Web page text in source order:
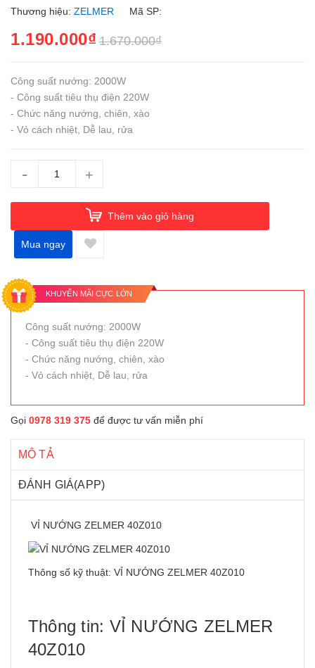
Thương hiệu: ZELMER Mã SP:
1.190.000₫ 1.670.000₫
Công suất nướng: 2000W
- Công suất tiêu thụ điện 220W
- Chức năng nướng, chiên, xào
- Vỏ cách nhiệt, Dễ lau, rửa
- +
Thêm vào giỏ hàng
Mua ngay
KHUYẾN MÃI CỰC LỚN
Công suất nướng: 2000W
- Công suất tiêu thụ điện 220W
- Chức năng nướng, chiên, xào
- Vỏ cách nhiệt, Dễ lau, rửa
Gọi 0978 319 375 để được tư vấn miễn phí
MÔ TẢ
ĐÁNH GIÁ(APP)
VỈ NƯỚNG ZELMER 40Z010
Thông số kỹ thuật: VỈ NƯỚNG ZELMER 40Z010
Thông tin: VỈ NƯỚNG ZELMER
40Z010